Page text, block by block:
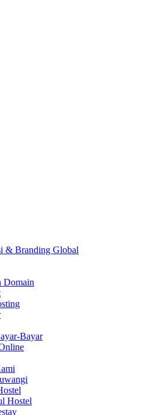
& Branding Global
Domain
Bayar
Hostel